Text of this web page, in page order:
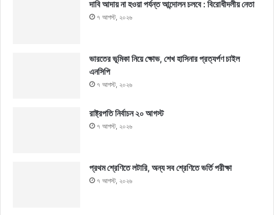
দাবি আদায় না হওয়া পর্যন্ত আন্দোলন চলবে : বিরোধীদলীয় নেতা
৭ আগস্ট, ২০২৬
ভারতের ভূমিকা নিয়ে ক্ষোভ, শেখ হাসিনার প্রত্যর্পণ চাইল
এনসিপি
৭ আগস্ট, ২০২৬
রাষ্ট্রপতি নির্বাচন ২০ আগস্ট
৭ আগস্ট, ২০২৬
প্রথম শ্রেণিতে লটারি, অন্য সব শ্রেণিতে ভর্তি পরীক্ষা
৭ আগস্ট, ২০২৬